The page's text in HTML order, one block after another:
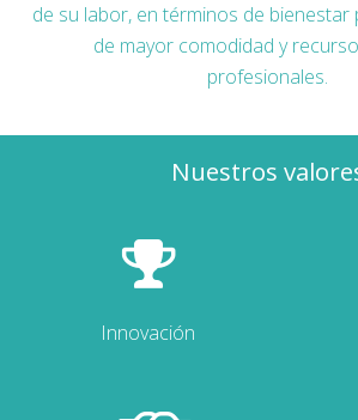
de su labor, en términos de bienestar
de mayor comodidad y
profesionales.
Nuestros
Innovación